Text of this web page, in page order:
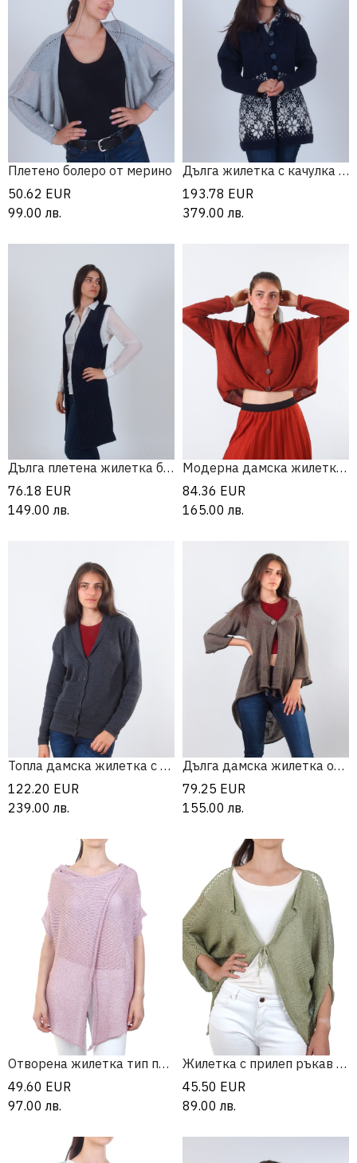
Плетено болеро от мерино
50.62 EUR
99.00 лв.
Дълга жилетка с качулка от алпака и мерино
193.78 EUR
379.00 лв.
Дълга плетена жилетка без ръкав
76.18 EUR
149.00 лв.
Модерна дамска жилетка от мерино
84.36 EUR
165.00 лв.
Топла дамска жилетка с джоб и яка
122.20 EUR
239.00 лв.
Дълга дамска жилетка от мерино
79.25 EUR
155.00 лв.
Отворена жилетка тип прегърни ме
49.60 EUR
97.00 лв.
Жилетка с прилеп ръкав и връзки
45.50 EUR
89.00 лв.